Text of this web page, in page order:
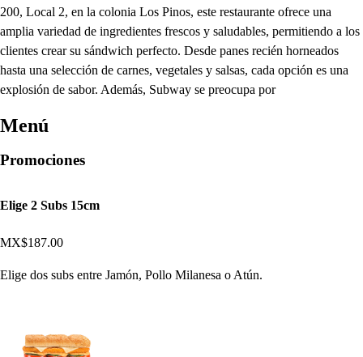
200, Local 2, en la colonia Los Pinos, este restaurante ofrece una
amplia variedad de ingredientes frescos y saludables, permitiendo a los
clientes crear su sándwich perfecto. Desde panes recién horneados
hasta una selección de carnes, vegetales y salsas, cada opción es una
explosión de sabor. Además, Subway se preocupa por
Menú
Promociones
Elige 2 Subs 15cm
MX$187.00
Elige dos subs entre Jamón, Pollo Milanesa o Atún.